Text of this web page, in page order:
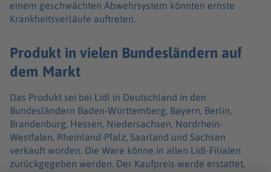
einem geschwächten Abwehrsystem könnten ernste
Krankheitsverläufe auftreten.
Produkt in vielen Bundesländern auf
dem Markt
Das Produkt sei bei Lidl in Deutschland in den
Bundesländern Baden-Württemberg, Bayern, Berlin,
Brandenburg, Hessen, Niedersachsen, Nordrhein-
Westfalen, Rheinland-Pfalz, Saarland und Sachsen
verkauft worden. Die Ware könne in allen Lidl-Filialen
zurückgegeben werden. Der Kaufpreis werde erstattet,